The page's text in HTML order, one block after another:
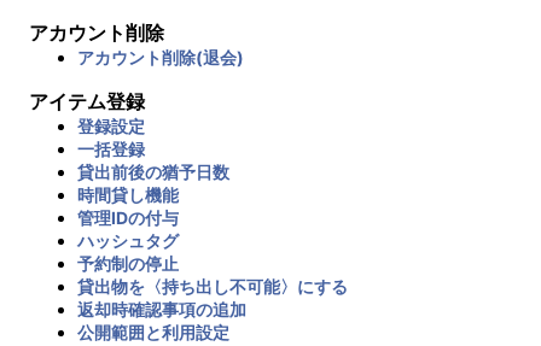
アカウント削除
アカウント削除(退会)
アイテム登録
登録設定
一括登録
貸出前後の猶予日数
時間貸し機能
管理IDの付与
ハッシュタグ
予約制の停止
貸出物を〈持ち出し不可能〉にする
返却時確認事項の追加
公開範囲と利用設定